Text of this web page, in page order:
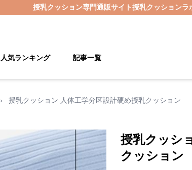
授乳クッション専門通販サイト授乳クッションラ
人気ランキング 記事一覧
› 授乳クッション 人体工学分区設計硬め授乳クッション
授乳クッシ
クッション